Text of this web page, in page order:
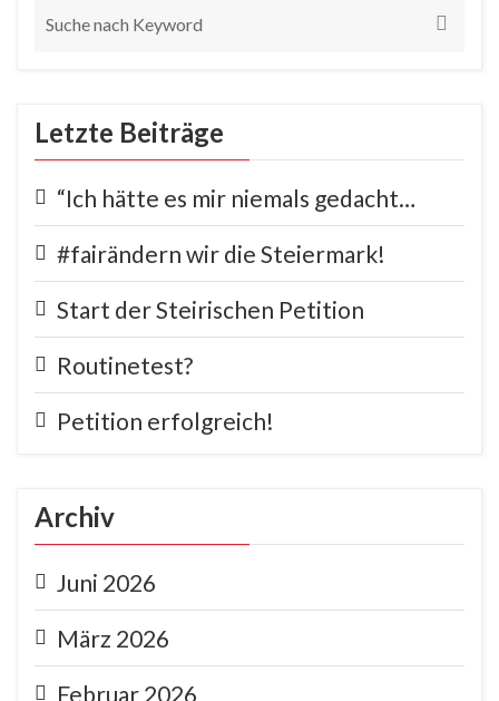
Letzte Beiträge
“Ich hätte es mir niemals gedacht…
#fairändern wir die Steiermark!
Start der Steirischen Petition
Routinetest?
Petition erfolgreich!
Archiv
Juni 2026
März 2026
Februar 2026